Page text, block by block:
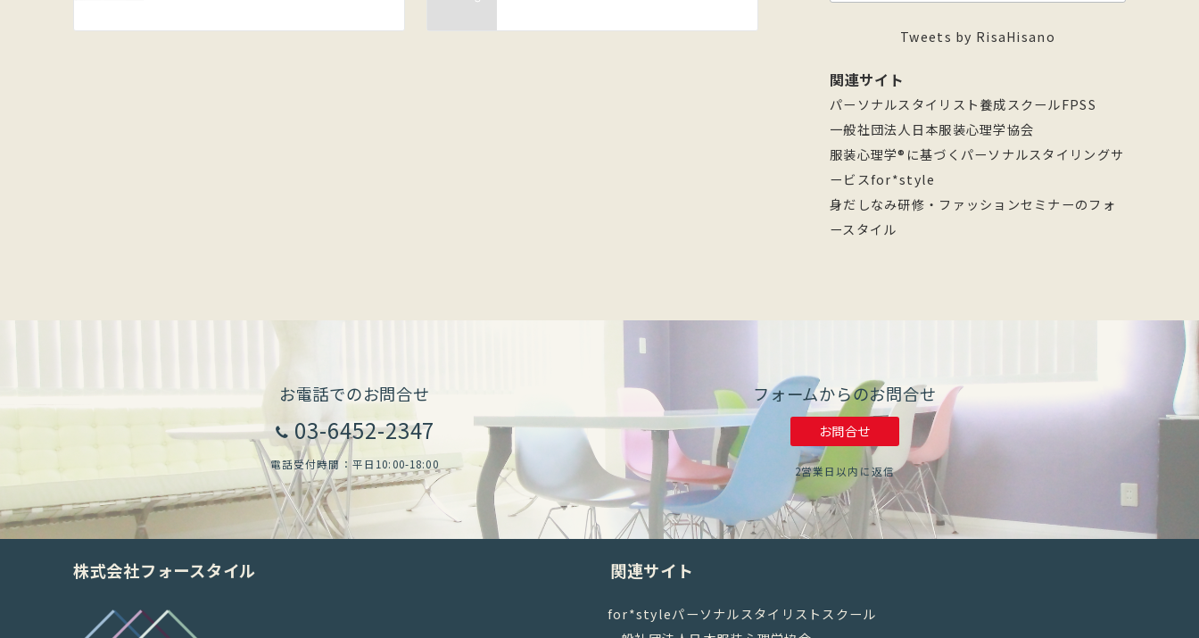
カ
イ
ブ
Tweets by RisaHisano
関連サイト
パーソナルスタイリスト養成スクールFPSS
一般社団法人日本服装心理学協会
服装心理学®に基づくパーソナルスタイリングサ
ービスfor*style
身だしなみ研修・ファッションセミナーのフォ
ースタイル
お電話でのお問合せ
03-6452-2347
電話受付時間：平日10:00-18:00
フォームからのお問合せ
お問合せ
2営業日以内に返信
株式会社フォースタイル 関連サイト
for*styleパーソナルスタイリストスクール